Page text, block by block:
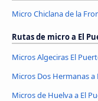
Micro Chiclana de la
Rutas de micro a El
Micros Algeciras El
Micros Dos Hermanas
Micros de Huelva a El